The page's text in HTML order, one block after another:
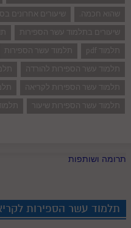
שהוא חכמה.
שיעורים אחרונים
שיעורים בתלמוד עשר הספירות
תלמוד pdf
תלמוד עשר הספירות
תלמוד עשר הספירות להורדה
תלמוד עשר הספירות לקריאה
תלמוד עשר הספירות שיעור
תרומה ושותפות
תלמוד עשר הספירות